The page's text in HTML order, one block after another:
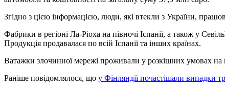
Згідно з цією інформацією, люди, які втекли з України,
Фабрики в регіоні Ла-Ріоха на півночі Іспанії, а також у
Продукція продавалася по всій Іспанії та інших країнах.
Ватажки злочинної мережі проживали у розкішних умовах
Раніше повідомлялося, що у Фінляндії почастішали випадки